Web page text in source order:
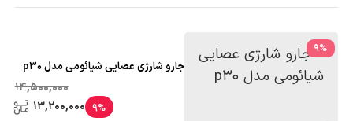
%
9
جارو شارژی عصایی شیائومی مدل p30
14,500,000
9%
13,200,000